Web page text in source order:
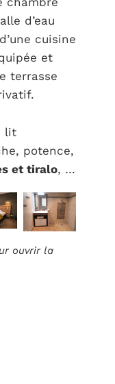
d’eau
cuisine
et
terrasse
lit
potence,
et tiralo, …
ouvrir la